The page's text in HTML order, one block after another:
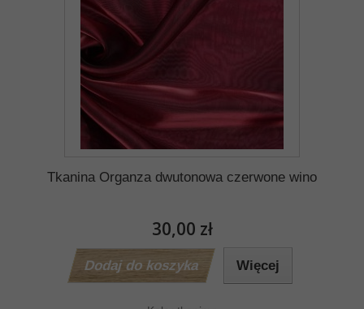
Tkanina Organza dwutonowa czerwone wino
30,00 zł
Dodaj do koszyka Więcej